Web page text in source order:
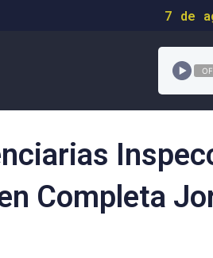
7 de
Completa